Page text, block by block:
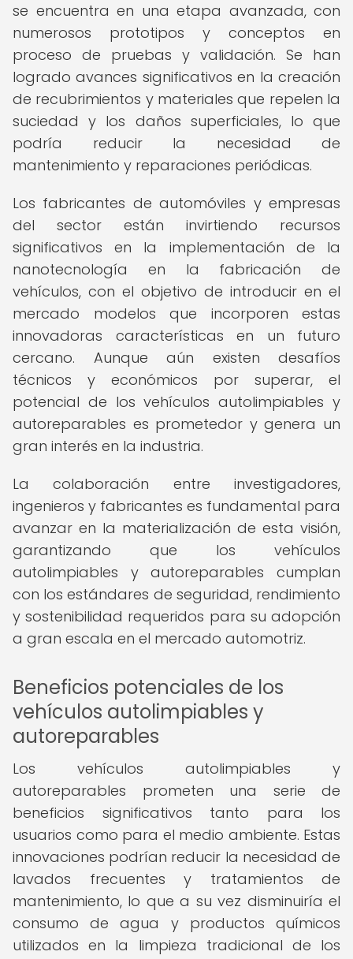
se encuentra en una etapa avanzada, con
numerosos prototipos y conceptos en
proceso de pruebas y validación. Se han
logrado avances significativos en la creación
de recubrimientos y materiales que repelen la
suciedad y los daños superficiales, lo que
podría reducir la necesidad de
mantenimiento y reparaciones periódicas.
Los fabricantes de automóviles y empresas
del sector están invirtiendo recursos
significativos en la implementación de la
nanotecnología en la fabricación de
vehículos, con el objetivo de introducir en el
mercado modelos que incorporen estas
innovadoras características en un futuro
cercano. Aunque aún existen desafíos
técnicos y económicos por superar, el
potencial de los vehículos autolimpiables y
autoreparables es prometedor y genera un
gran interés en la industria.
La colaboración entre investigadores,
ingenieros y fabricantes es fundamental para
avanzar en la materialización de esta visión,
garantizando que los vehículos
autolimpiables y autoreparables cumplan
con los estándares de seguridad, rendimiento
y sostenibilidad requeridos para su adopción
a gran escala en el mercado automotriz.
Beneficios potenciales de los
vehículos autolimpiables y
autoreparables
Los vehículos autolimpiables y
autoreparables prometen una serie de
beneficios significativos tanto para los
usuarios como para el medio ambiente. Estas
innovaciones podrían reducir la necesidad de
lavados frecuentes y tratamientos de
mantenimiento, lo que a su vez disminuiría el
consumo de agua y productos químicos
utilizados en la limpieza tradicional de los